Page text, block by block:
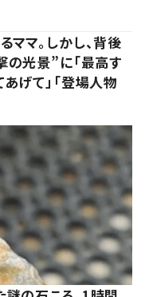
マ。しかし、背後
光景”に「最高す
げて」「登場人物